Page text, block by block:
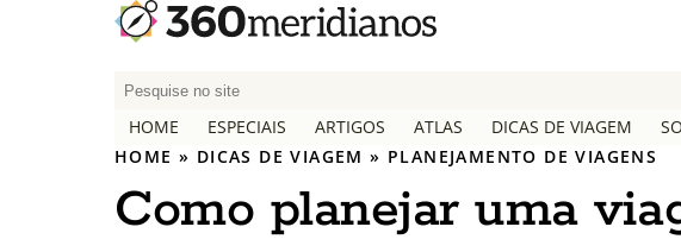
P
q
u
i
HOME ESPECIAIS ARTIGOS ATLAS DICAS DE VIAGEM
HOME » DICAS DE VIAGEM » PLANEJAMENTO DE VIAGENS
Como planejar uma